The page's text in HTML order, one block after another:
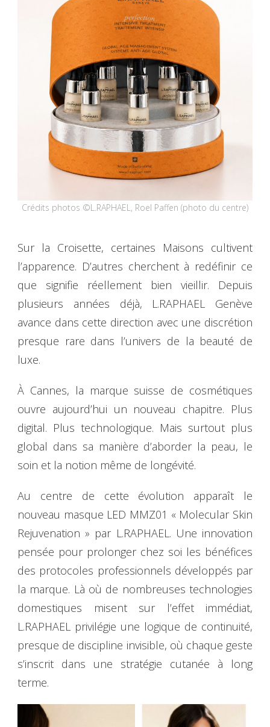
Crédits photos ©L.RAPHAEL, Roel Paffen (photo du centre)
Sur la Croisette, certaines Maisons cultivent
l’apparence. D’autres cherchent à redéfinir ce
que signifie réellement bien vieillir. Depuis
plusieurs années déjà, L.RAPHAEL Genève
avance dans cette direction avec une discrétion
presque rare dans l’univers de la beauté de
luxe.
À Cannes, la marque suisse de cosmétiques
ouvre aujourd’hui un nouveau chapitre. Plus
digital. Plus technologique. Mais surtout plus
global dans sa manière d’aborder la peau, le
soin et la notion même de longévité.
Au centre de cette évolution apparaît le
nouveau masque LED MMZ01 « Molecular Skin
Rejuvenation » par L.RAPHAEL. Une innovation
pensée pour prolonger chez soi les bénéfices
des protocoles professionnels développés par
la marque. Là où de nombreuses technologies
domestiques misent sur l’effet immédiat,
L.RAPHAEL privilégie une logique de continuité,
presque de discipline invisible, où chaque geste
s’inscrit dans une stratégie cutanée à long
terme.